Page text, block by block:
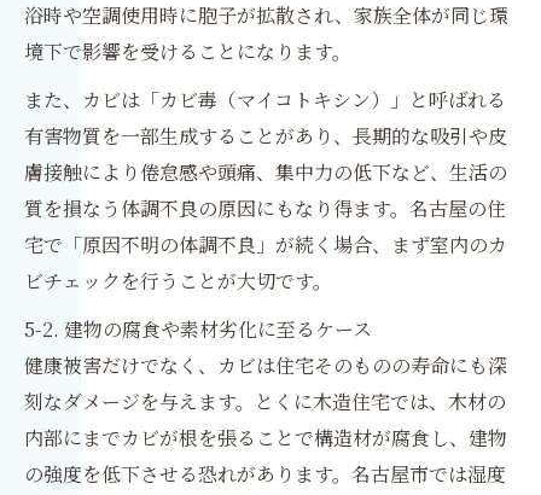
浴時や空調使用時に胞子が拡散され、家族全体が同じ環
境下で影響を受けることになります。
また、カビは「カビ毒（マイコトキシン）」と呼ばれる
有害物質を一部生成することがあり、長期的な吸引や皮
膚接触により倦怠感や頭痛、集中力の低下など、生活の
質を損なう体調不良の原因にもなり得ます。名古屋の住
宅で「原因不明の体調不良」が続く場合、まず室内のカ
ビチェックを行うことが大切です。
5-2. 建物の腐食や素材劣化に至るケース
健康被害だけでなく、カビは住宅そのものの寿命にも深
刻なダメージを与えます。とくに木造住宅では、木材の
内部にまでカビが根を張ることで構造材が腐食し、建物
の強度を低下させる恐れがあります。名古屋市では湿度